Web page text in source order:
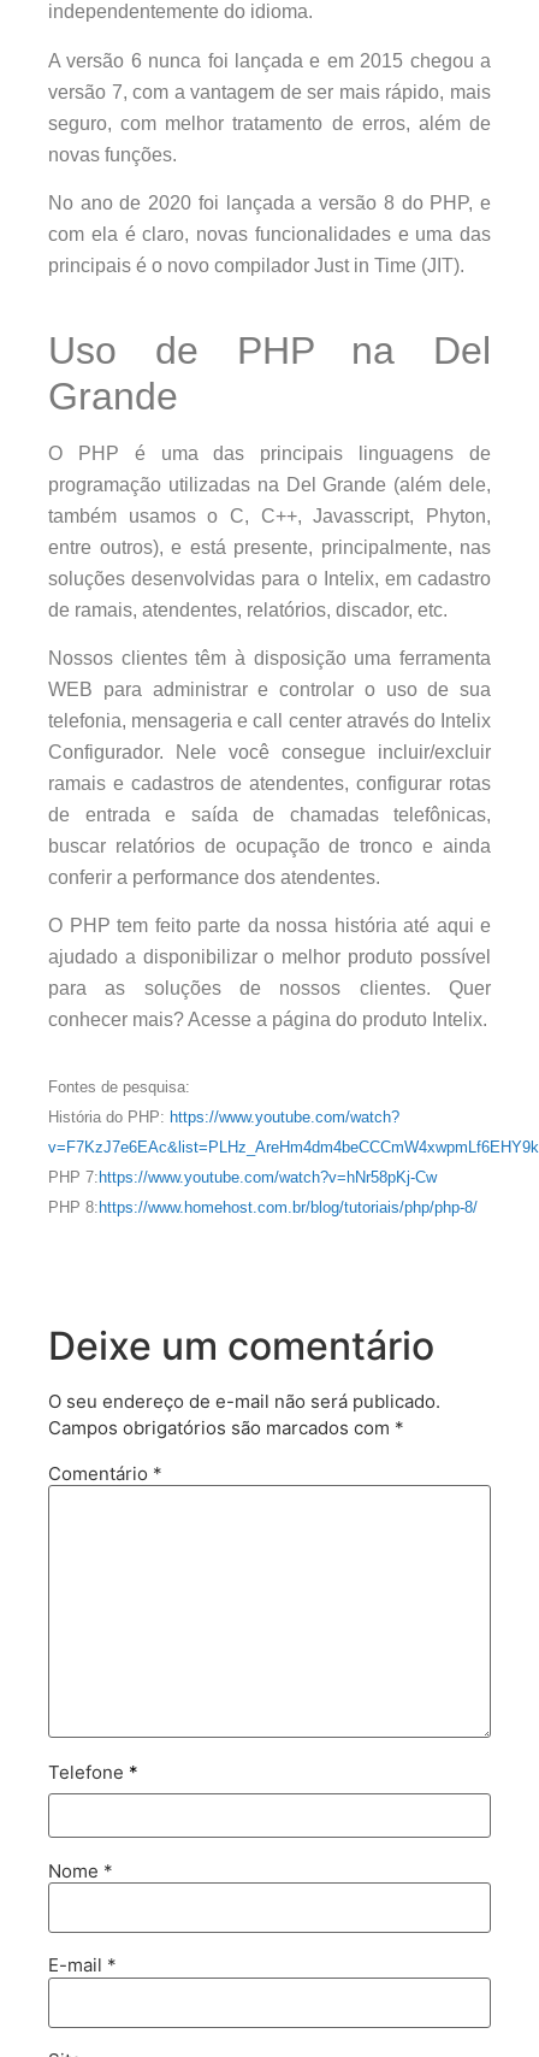
independentemente do idioma.
A versão 6 nunca foi lançada e em 2015 chegou a
versão 7, com a vantagem de ser mais rápido, mais
seguro, com melhor tratamento de erros, além de
novas funções.
No ano de 2020 foi lançada a versão 8 do PHP, e
com ela é claro, novas funcionalidades e uma das
principais é o novo compilador Just in Time (JIT).
Uso de PHP na Del
Grande
O PHP é uma das principais linguagens de
programação utilizadas na Del Grande (além dele,
também usamos o C, C++, Javasscript, Phyton,
entre outros), e está presente, principalmente, nas
soluções desenvolvidas para o Intelix, em cadastro
de ramais, atendentes, relatórios, discador, etc.
Nossos clientes têm à disposição uma ferramenta
WEB para administrar e controlar o uso de sua
telefonia, mensageria e call center através do Intelix
Configurador. Nele você consegue incluir/excluir
ramais e cadastros de atendentes, configurar rotas
de entrada e saída de chamadas telefônicas,
buscar relatórios de ocupação de tronco e ainda
conferir a performance dos atendentes.
O PHP tem feito parte da nossa história até aqui e
ajudado a disponibilizar o melhor produto possível
para as soluções de nossos clientes. Quer
conhecer mais? Acesse a página do produto Intelix.
Fontes de pesquisa:
História do PHP: https://www.youtube.com/watch?
PHP 7:https://www.youtube.com/watch?v=hNr58pKj-Cw
PHP 8:https://www.homehost.com.br/blog/tutoriais/php/php-8/
Deixe um comentário
O seu endereço de e-mail não será publicado.
Campos obrigatórios são marcados com *
Comentário *
Telefone *
Nome *
E-mail *